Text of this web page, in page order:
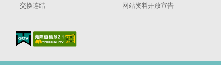
交换连结
网站资料开放宣告